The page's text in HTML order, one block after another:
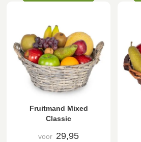
Fruitmand Mixed
Classic
voor 29,95